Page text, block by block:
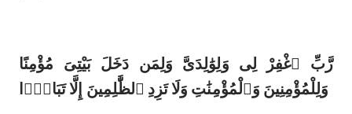
رَّبِّ ٱغْفِرْ لِى وَلِوَٰلِدَىَّ وَلِمَن دَخَلَ بَيْتِىَ مُؤْمِنًا
وَلِلْمُؤْمِنِينَ وَٱلْمُؤْمِنَٰتِ وَلَا تَزِدِ ٱلظَّٰلِمِينَ إِلَّا تَبَارًۢا